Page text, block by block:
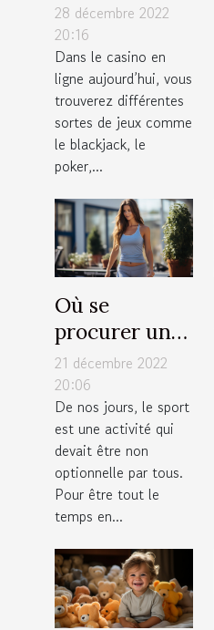
: comment
fonctionne
cet appareil
électronique
de jeux ?
28 décembre 2022
20:16
Dans le casino en
ligne aujourd’hui, vous
trouverez différentes
sortes de jeux comme
le blackjack, le
poker,...
Où se
procurer un
tapis de
course pliable
à moindre
coût ?
21 décembre 2022
20:06
De nos jours, le sport
est une activité qui
devait être non
optionnelle par tous.
Pour être tout le
temps en...